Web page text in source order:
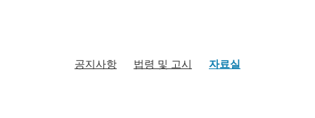
공지사항 법령 및 고시 자료실